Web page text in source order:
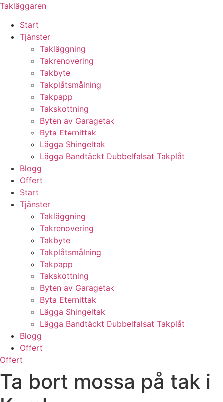
Skip
content
Takläggaren
Start
Tjänster
Takläggning
Takrenovering
Takbyte
Takplåtsmålning
Takpapp
Takskottning
Byten av Garagetak
Byta Eternittak
Lägga Shingeltak
Lägga Bandtäckt Dubbelfalsat Takplåt
Blogg
Offert
Start
Tjänster
Takläggning
Takrenovering
Takbyte
Takplåtsmålning
Takpapp
Takskottning
Byten av Garagetak
Byta Eternittak
Lägga Shingeltak
Lägga Bandtäckt Dubbelfalsat Takplåt
Blogg
Offert
Offert
Ta bort mossa på tak i